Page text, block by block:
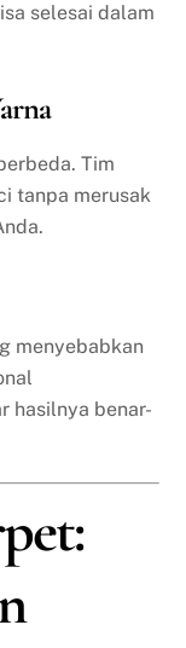
selesai dalam
Tim
tanpa merusak
menyebabkan
hasilnya benar-